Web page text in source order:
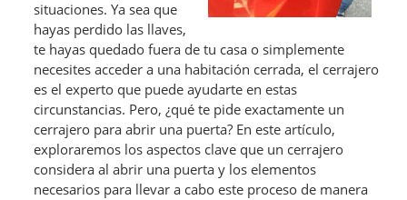
situaciones. Ya sea que
hayas perdido las llaves,
te hayas quedado fuera de tu casa o simplemente
necesites acceder a una habitación cerrada, el cerrajero
es el experto que puede ayudarte en estas
circunstancias. Pero, ¿qué te pide exactamente un
cerrajero para abrir una puerta? En este artículo,
exploraremos los aspectos clave que un cerrajero
considera al abrir una puerta y los elementos
necesarios para llevar a cabo este proceso de manera